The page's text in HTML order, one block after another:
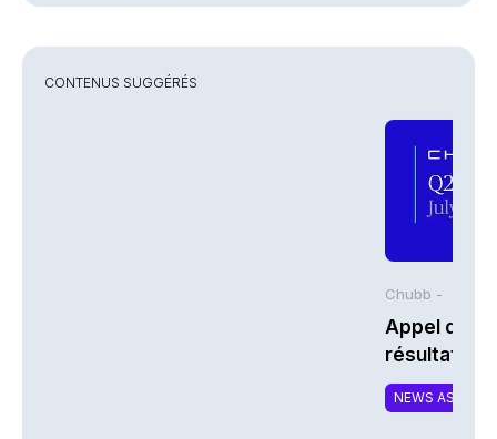
CONTENUS SUGGÉRÉS
Chubb -
Appel de
résultats
2026 de
NEWS